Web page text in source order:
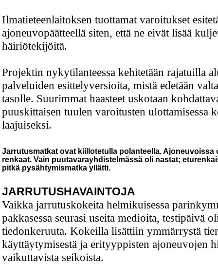
Ilmatieteenlaitoksen tuottamat varoitukset
ajoneuvopäätteellä siten, että ne eivät lisää
häiriötekijöitä.
Projektin nykytilanteessa kehitetään rajatuilla
palveluiden esittelyversioita, mistä edetään
tasolle. Suurimmat haasteet uskotaan
puuskittaisen tuulen varoitusten ulottamisessa
laajuiseksi.
Jarrutusmatkat ovat kiillotetulla polanteella. Ajoneuvoissa
renkaat. Vain puutavarayhdistelmässä oli nastat;
pitkä pysähtymismatka yllätti.
JARRUTUSHAVAINTOJA
Vaikka jarrutuskokeita helmikuisessa
pakkasessa seurasi useita medioita, testipäivä
tiedonkeruuta. Kokeilla lisättiin ymmärrystä
käyttäytymisestä ja erityyppisten ajoneuvojen
vaikuttavista seikoista.